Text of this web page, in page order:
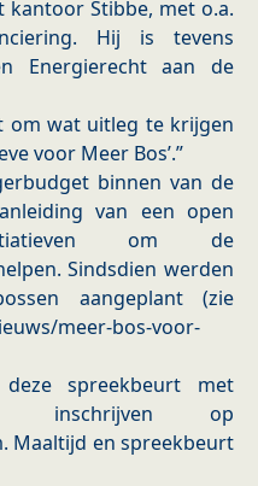
kantoor Stibbe, met o.a.
Hij is tevens
Energierecht aan de
om wat uitleg te krijgen
voor Meer Bos’.”
binnen van de
van een open
om de
Sindsdien werden
aangeplant (zie
meer-bos-voor-
spreekbeurt met
inschrijven op
Maaltijd en spreekbeurt